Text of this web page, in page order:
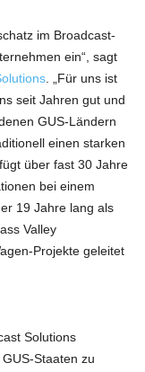
im Broadcast-
ein“, sagt
. „Für uns ist
seit Jahren gut und
GUS-Ländern
einen starken
über fast 30 Jahre
bei einem
19 Jahre lang als
Valley
Projekte geleitet
Solutions
Staaten zu